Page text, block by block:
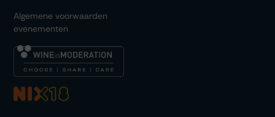
Algemene voorwaarden
evenementen